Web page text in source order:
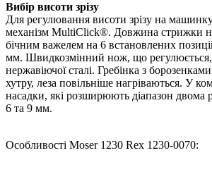
Вибір висоти зрізу
Для регулювання висоти зрізу на
механізм MultiClick®. Довжина стрижки
бічним важелем на 6 встановлених
мм. Швидкозмінний нож, що регулюється,
нержавіючої сталі. Гребінка з
хутру, леза повільніше нагріваються. У
насадки, які розширюють діапазон двома
6 та 9 мм.
Особливості Moser 1230 Rex 1230-0070: